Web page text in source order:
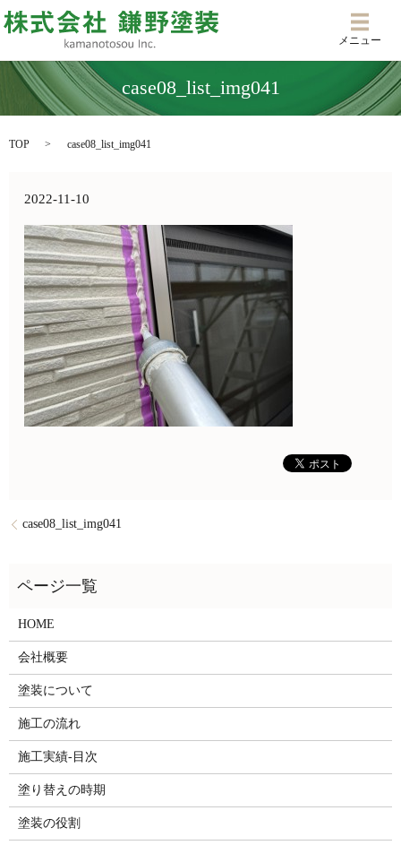
メニ
メニュー
case08_list_img041
TOP case08_list_img041
2022-11-10
case08_list_img041
HOME
会社概要
塗装について
施工の流れ
施工実績-目次
塗り替えの時期
塗装の役割